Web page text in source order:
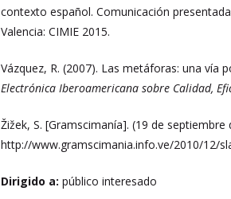
contexto español. Comunicación presentada
Valencia: CIMIE 2015.
Vázquez, R. (2007). Las metáforas: una
Electrónica Iberoamericana sobre Calidad,
Žižek, S. [Gramscimanía]. (19 de
http://www.gramscimania.info.ve/2010/12/
Dirigido a:público interesado